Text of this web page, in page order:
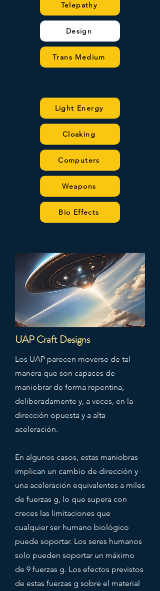
Telepathy
Design
Trans Medium
Light Energy
Cloaking
Computers
Weapons
Bio Effects
UAP Craft Designs
Los UAP parecen moverse de tal
manera que son capaces de
maniobrar de forma repentina,
deliberadamente y, a veces, en la
dirección opuesta y a alta
aceleración.
En algunos casos, estas maniobras
implican un cambio de dirección y
una aceleración equivalentes a miles
de fuerzas g, lo que supera con
creces las limitaciones que
cualquier ser humano biológico
puede soportar. Los seres humanos
solo pueden soportar un máximo
de 9 fuerzas g. Los efectos previstos
de estas fuerzas g sobre el material